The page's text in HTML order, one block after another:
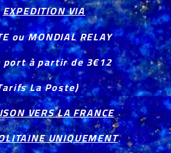
EXPEDITION VIA
ou MONDIAL RELAY
port à partir de 3€12
La Poste)
VERS LA FRANCE
UNIQUEMENT